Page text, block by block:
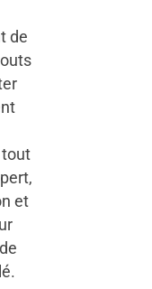
de
tout
et